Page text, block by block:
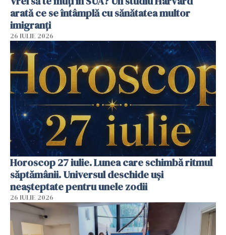
arată ce se întâmplă cu sănătatea multor
imigranți
26 IULIE 2026
Horoscop 27 iulie. Lunea care schimbă ritmul
săptămânii. Universul deschide uși
neașteptate pentru unele zodii
26 IULIE 2026